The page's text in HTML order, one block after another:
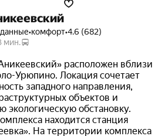
•комфорт•4.6 (682)
мин.
расположен вблизи
Урюпино. Локация сочетает
западного направления,
объектов и
экологическую обстановку.
находится станция
На территории комплекса